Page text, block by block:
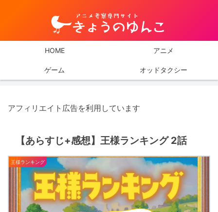
HOME アニメ
ゲーム オッドタクシー
アフィリエイト広告を利用しています
【あらすじ+感想】王様ランキング 2話
王様ランキング